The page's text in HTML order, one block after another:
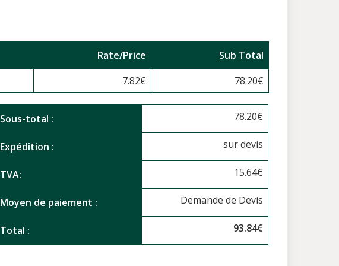
Rate/Price
Sub Total
7.82€ 78.20€
Sous-total : 78.20€
Expédition : sur devis
TVA: 15.64€
Moyen de paiement : Demande de Devis
Total : 93.84€